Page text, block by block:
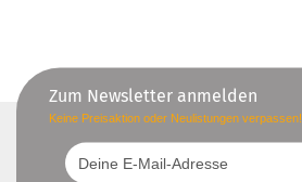
Zum Newsletter anmelden
Keine Preisaktion oder Neulistungen verpassen!